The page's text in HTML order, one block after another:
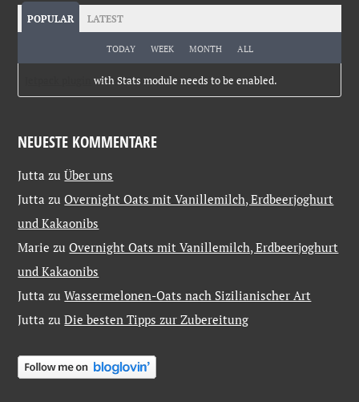
POPULAR LATEST
TODAY WEEK MONTH ALL
with Stats module needs to be enabled.
NEUESTE KOMMENTARE
Jutta zuÜber uns
Jutta zuOvernight Oats mit Vanillemilch, Erdbeerjoghurt
und Kakaonibs
Marie zuOvernight Oats mit Vanillemilch, Erdbeerjoghurt
und Kakaonibs
Jutta zuWassermelonen-Oats nach Sizilianischer Art
Jutta zuDie besten Tipps zur Zubereitung